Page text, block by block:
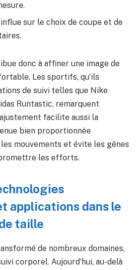
sur le choix de coupe et de
donc à affiner une image de
Les sportifs, qu’ils
de suivi telles que Nike
Runtastic, remarquent
ajustement facilite aussi la
bien proportionnée
mouvements et évite les gênes
les efforts.
applications dans le
taille
de nombreux domaines,
corporel. Aujourd’hui, au-delà